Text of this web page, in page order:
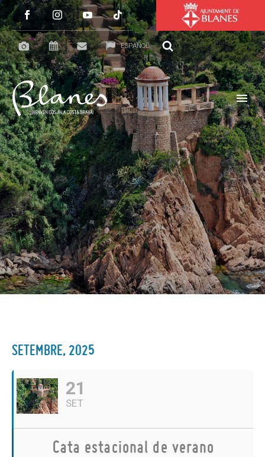
ESPAÑOL
SETEMBRE, 2025
21
SET
Cata estacional de verano